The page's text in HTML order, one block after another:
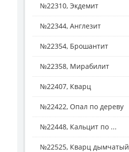
№22310, Экдемит
№22344, Англезит
№22354, Брошантит
№22358, Мирабилит
№22407, Кварц
№22422, Опал по дереву
№22448, Кальцит по ...
№22525, Кварц дымчатый